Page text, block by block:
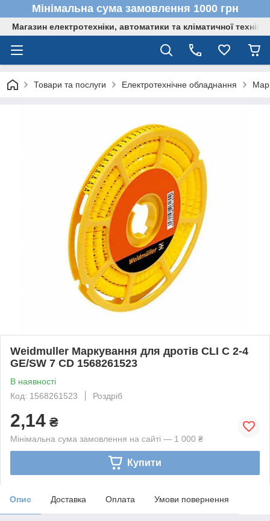
Мінімальна сума замовлення 1000 грн
Магазин електротехніки, автоматики та кліматичної техніки
Товари та послуги Електротехнічне обладнання
Weidmuller Маркування для дротів CLI C 2-4
GE/SW 7 CD 1568261523
В наявності
Код: 1568261523
Роздріб
2,14 ₴
Мінімальна сума замовлення на сайті — 1 000 ₴
Купити
Опис Доставка Оплата Умови повернення